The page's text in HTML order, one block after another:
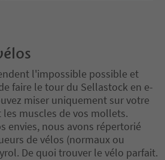
l'impossible possible et
faire le tour du Sellastock en e-
miser uniquement sur votre
muscles de vos mollets.
envies, nous avons répertorié
de vélos (normaux ou
De quoi trouver le vélo parfait.